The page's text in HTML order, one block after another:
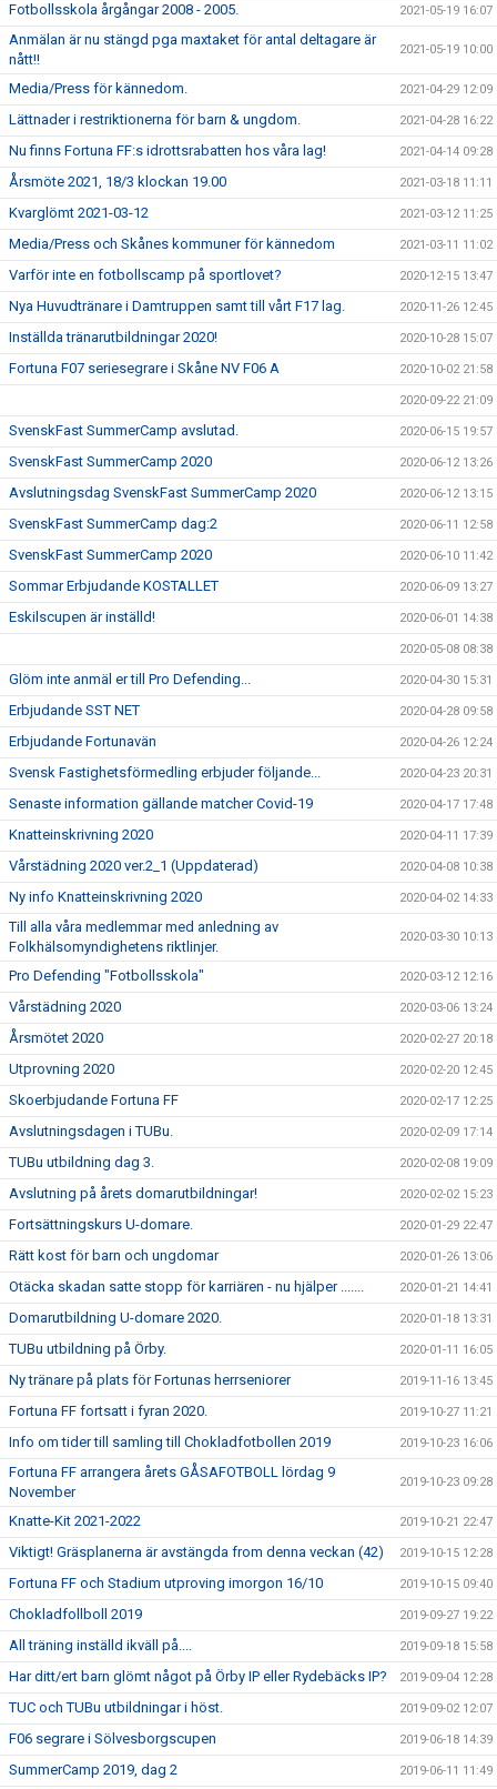
Fotbollsskola årgångar 2008 - 2005. 2021-05-19 16:07
Anmälan är nu stängd pga maxtaket för antal deltagare är
nått!!
2021-05-19 10:00
Media/Press för kännedom. 2021-04-29 12:09
Lättnader i restriktionerna för barn & ungdom. 2021-04-28 16:22
Nu finns Fortuna FF:s idrottsrabatten hos våra lag! 2021-04-14 09:28
Årsmöte 2021, 18/3 klockan 19.00 2021-03-18 11:11
Kvarglömt 2021-03-12 2021-03-12 11:25
Media/Press och Skånes kommuner för kännedom 2021-03-11 11:02
Varför inte en fotbollscamp på sportlovet? 2020-12-15 13:47
Nya Huvudtränare i Damtruppen samt till vårt F17 lag. 2020-11-26 12:45
Inställda tränarutbildningar 2020! 2020-10-28 15:07
Fortuna F07 seriesegrare i Skåne NV F06 A 2020-10-02 21:58
2020-09-22 21:09
SvenskFast SummerCamp avslutad. 2020-06-15 19:57
SvenskFast SummerCamp 2020 2020-06-12 13:26
Avslutningsdag SvenskFast SummerCamp 2020 2020-06-12 13:15
SvenskFast SummerCamp dag:2 2020-06-11 12:58
SvenskFast SummerCamp 2020 2020-06-10 11:42
Sommar Erbjudande KOSTALLET 2020-06-09 13:27
Eskilscupen är inställd! 2020-06-01 14:38
2020-05-08 08:38
Glöm inte anmäl er till Pro Defending... 2020-04-30 15:31
Erbjudande SST NET 2020-04-28 09:58
Erbjudande Fortunavän 2020-04-26 12:24
Svensk Fastighetsförmedling erbjuder följande... 2020-04-23 20:31
Senaste information gällande matcher Covid-19 2020-04-17 17:48
Knatteinskrivning 2020 2020-04-11 17:39
Vårstädning 2020 ver.2_1 (Uppdaterad) 2020-04-08 10:38
Ny info Knatteinskrivning 2020 2020-04-02 14:33
Till alla våra medlemmar med anledning av
Folkhälsomyndighetens riktlinjer.
2020-03-30 10:13
Pro Defending "Fotbollsskola" 2020-03-12 12:16
Vårstädning 2020 2020-03-06 13:24
Årsmötet 2020 2020-02-27 20:18
Utprovning 2020 2020-02-20 12:45
Skoerbjudande Fortuna FF 2020-02-17 12:25
Avslutningsdagen i TUBu. 2020-02-09 17:14
TUBu utbildning dag 3. 2020-02-08 19:09
Avslutning på årets domarutbildningar! 2020-02-02 15:23
Fortsättningskurs U-domare. 2020-01-29 22:47
Rätt kost för barn och ungdomar 2020-01-26 13:06
Otäcka skadan satte stopp för karriären - nu hjälper ....... 2020-01-21 14:41
Domarutbildning U-domare 2020. 2020-01-18 13:31
TUBu utbildning på Örby. 2020-01-11 16:05
Ny tränare på plats för Fortunas herrseniorer 2019-11-16 13:45
Fortuna FF fortsatt i fyran 2020. 2019-10-27 11:21
Info om tider till samling till Chokladfotbollen 2019 2019-10-23 16:06
Fortuna FF arrangera årets GÅSAFOTBOLL lördag 9
November
2019-10-23 09:28
Knatte-Kit 2021-2022 2019-10-21 22:47
Viktigt! Gräsplanerna är avstängda from denna veckan (42) 2019-10-15 12:28
Fortuna FF och Stadium utproving imorgon 16/10 2019-10-15 09:40
Chokladfollboll 2019 2019-09-27 19:22
All träning inställd ikväll på.... 2019-09-18 15:58
Har ditt/ert barn glömt något på Örby IP eller Rydebäcks IP? 2019-09-04 12:28
TUC och TUBu utbildningar i höst. 2019-09-02 12:07
F06 segrare i Sölvesborgscupen 2019-06-18 14:39
SummerCamp 2019, dag 2 2019-06-11 11:49